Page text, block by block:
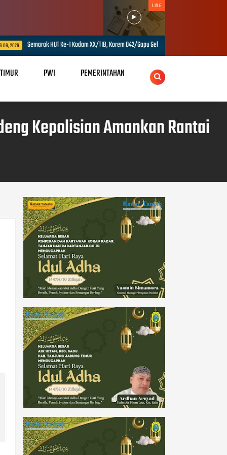
LIVE
06, 2026 Semarak HUT Ke-1 Kodam XX/TIB, Korem 042/Gapu Gelar Tenis, Voli dan Tarik
PWI PEMERINTAHAN
Kepolisian Amankan Rantai